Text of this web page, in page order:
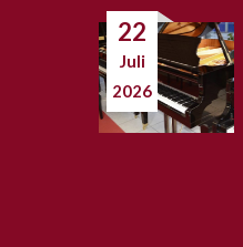
22
Juli
2026